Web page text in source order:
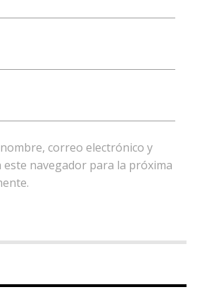
correo electrónico y
este navegador para la próxima